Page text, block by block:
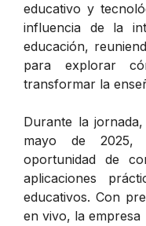
educativo y
influencia de la
educación,
para explorar
transformar la
Durante la
mayo de 2025,
oportunidad de
aplicaciones
educativos. Con
en vivo, la